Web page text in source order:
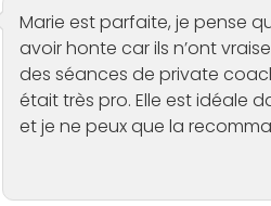
Marie est parfaite, je pense
avoir honte car ils n’ont
des séances de private
était très pro. Elle est idéale
et je ne peux que la